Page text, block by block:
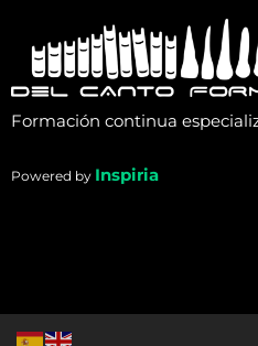
Formación continua
Powered by Inspiria